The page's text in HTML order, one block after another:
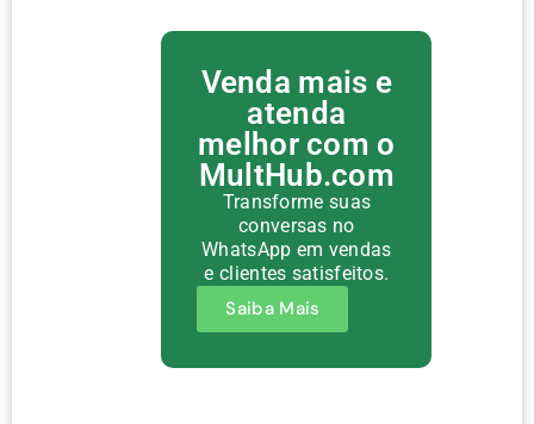
Venda mais e
atenda
melhor com o
MultHub.com
Transforme suas
conversas no
WhatsApp em vendas
e clientes satisfeitos.
Saiba Mais